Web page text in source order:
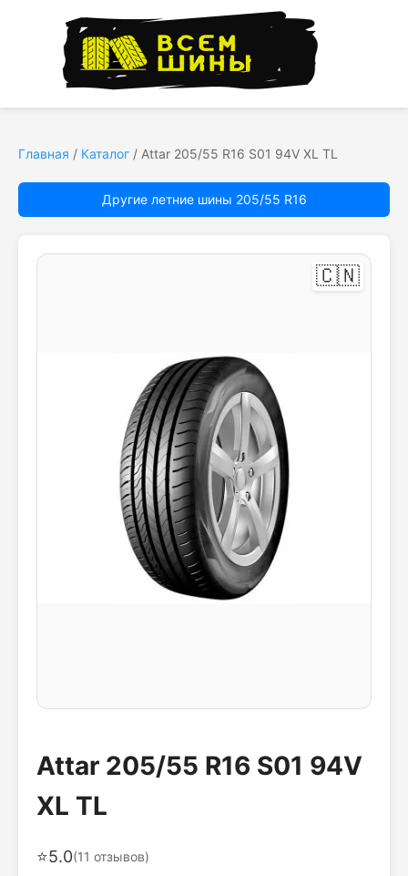
Главная / Каталог / Attar 205/55 R16 S01 94V XL TL
Другие летние шины 205/55 R16
🇨🇳
Attar 205/55 R16 S01 94V
XL TL
⭐5.0(11 отзывов)